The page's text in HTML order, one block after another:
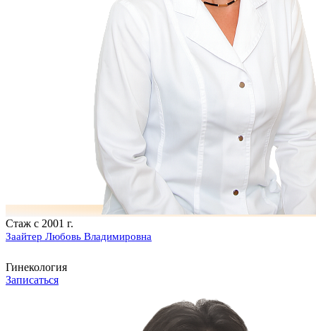
Стаж с 2001 г.
Заайтер Любовь Владимировна
Гинекология
Записаться